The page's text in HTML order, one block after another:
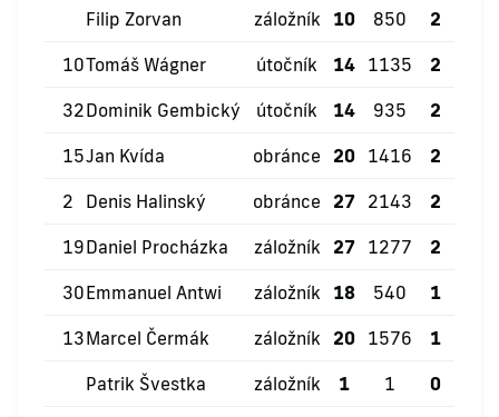
Filip Zorvan záložník 10 850 2
10Tomáš Wágner útočník 14 1135 2
32Dominik Gembický útočník 14 935 2
15Jan Kvída obránce 20 1416 2
2 Denis Halinský obránce 27 2143 2
19Daniel Procházka záložník 27 1277 2
30Emmanuel Antwi záložník 18 540 1
13Marcel Čermák záložník 20 1576 1
Patrik Švestka záložník 1 1 0